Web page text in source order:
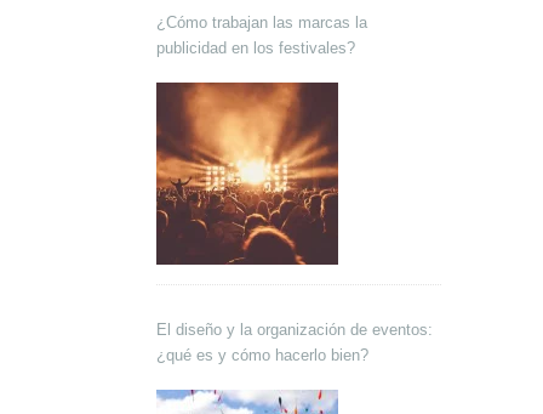
¿Cómo trabajan las marcas la
publicidad en los festivales?
El diseño y la organización de eventos:
¿qué es y cómo hacerlo bien?